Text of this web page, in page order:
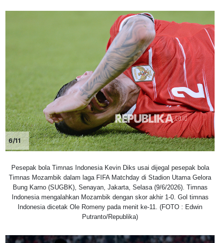
6/11
Pesepak bola Timnas Indonesia Kevin Diks usai dijegal pesepak bola
Timnas Mozambik dalam laga FIFA Matchday di Stadion Utama Gelora
Bung Karno (SUGBK), Senayan, Jakarta, Selasa (9/6/2026). Timnas
Indonesia mengalahkan Mozambik dengan skor akhir 1-0. Gol timnas
Indonesia dicetak Ole Romeny pada menit ke-11. (FOTO : Edwin
Putranto/Republika)